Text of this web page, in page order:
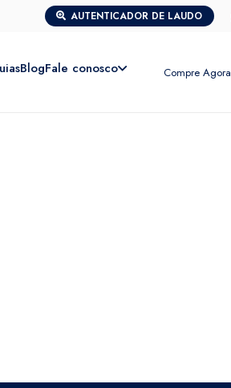
AUTENTICADOR DE LAUDO
BlogFale conosco Compre Agora